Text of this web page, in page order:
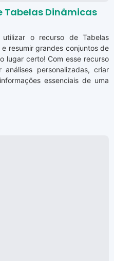
Tabelas Dinâmicas
o recurso de Tabelas
resumir grandes conjuntos de
lugar certo! Com esse recurso
personalizadas, criar
essenciais de uma